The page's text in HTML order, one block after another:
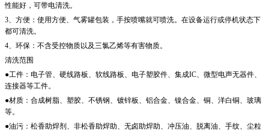
性能好，可带电清洗。
3、方便：使用方便、气雾罐包装，手按喷嘴就可喷洗。在设备运行或停机状态下
都可清洗。
4、环保：不含受控物质以及三氯乙烯等有害物质。
清洗范围
●工件：电子管、硬线路板、软线路板、电子塑胶件、集成IC、微型电声无器件、
连接器等工件。
●材质：合成树脂、塑胶、不锈钢、镀锌板、铝合金、镍合金、铜、洋白铜、玻璃
等。
●油污：松香助焊剂、非松香助焊助、无卤助焊助、冲压油、脱离油、手纹、尘粒